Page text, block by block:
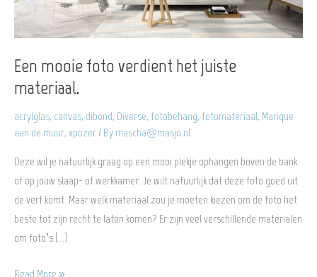
Een mooie foto verdient het juiste
materiaal.
acrylglas, canvas, dibond, Diverse, fotobehang, fotomateriaal, Marique
aan de muur, xpozer / By mascha@masjo.nl
Deze wil je natuurlijk graag op een mooi plekje ophangen boven de bank
of op jouw slaap- of werkkamer. Je wilt natuurlijk dat deze foto goed uit
de verf komt. Maar welk materiaal zou je moeten kiezen om de foto het
beste tot zijn recht te laten komen? Er zijn veel verschillende materialen
om foto’s […]
Een
Read More »